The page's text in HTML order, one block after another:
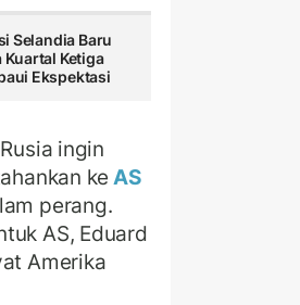
Selandia Baru
Kuartal Ketiga
Ekspektasi
ingin
ke AS
perang.
AS, Eduard
Amerika